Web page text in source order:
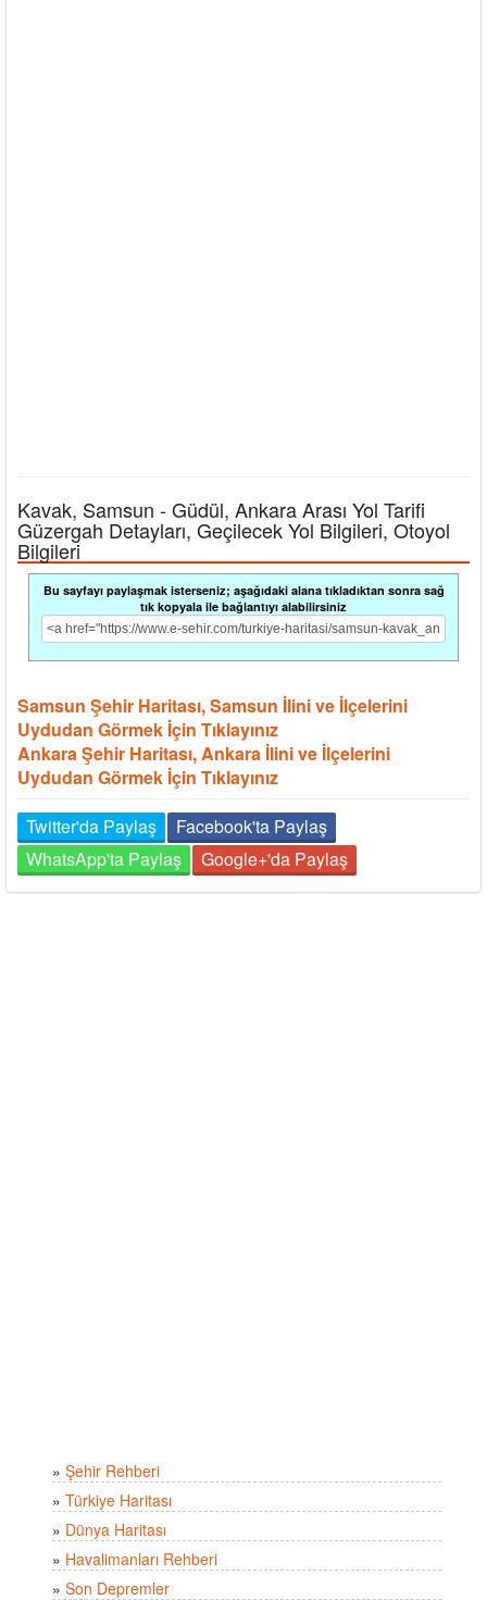
Kavak, Samsun - Güdül, Ankara Arası Yol Tarifi
Güzergah Detayları, Geçilecek Yol Bilgileri, Otoyol
Bilgileri
Bu sayfayı paylaşmak isterseniz; aşağıdaki alana tıkladıktan sonra sağ
tık kopyala ile bağlantıyı alabilirsiniz
Samsun Şehir Haritası, Samsun İlini ve İlçelerini
Uydudan Görmek İçin Tıklayınız
Ankara Şehir Haritası, Ankara İlini ve İlçelerini
Uydudan Görmek İçin Tıklayınız
Twitter'da Paylaş
Facebook'ta Paylaş
WhatsApp'ta Paylaş
Google+'da Paylaş
» Şehir Rehberi
» Türkiye Haritası
» Dünya Haritası
» Havalimanları Rehberi
» Son Depremler